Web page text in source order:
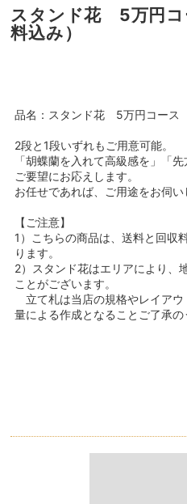
スタンド花 5万円コ
料込み）
品名：スタンド花 5万円コース
2段と1段いずれもご用意可能。
「胡蝶蘭を入れて高級感を」「
ご要望にお応えします。
お任せであれば、ご用途をお伺い
【ご注意】
1）こちらの商品は、送料と回収
ります。
2）スタンド花はエリアにより、
ことがございます。
立て札は当店の規格やレイア
量による作成となることご了承の